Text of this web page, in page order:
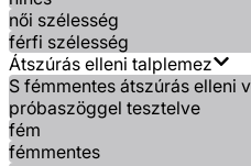
női szélesség
férfi szélesség
Átszúrás elleni talplemez
S fémmentes átszúrás elleni
próbaszöggel tesztelve
fém
fémmentes